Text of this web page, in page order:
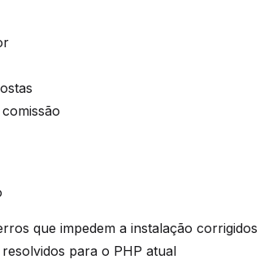
que impedem a instalação corrigidos
para o PHP atual